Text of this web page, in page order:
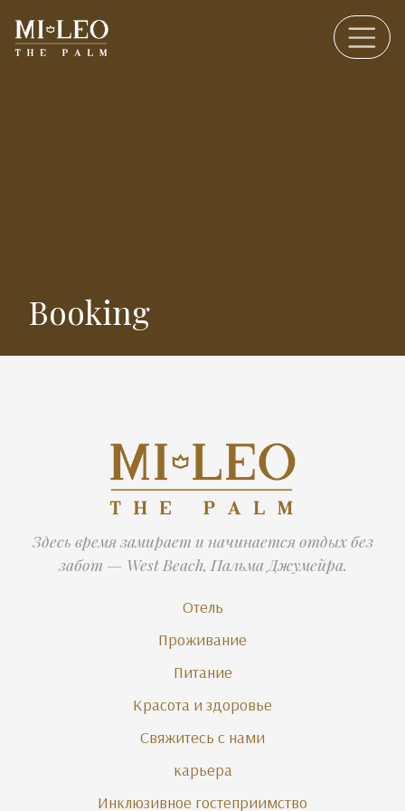
Booking
Здесь время замирает и начинается отдых без
забот — West Beach, Пальма Джумейра.
Отель
Проживание
Питание
Красота и здоровье
Свяжитесь с нами
карьера
Инклюзивное гостеприимство